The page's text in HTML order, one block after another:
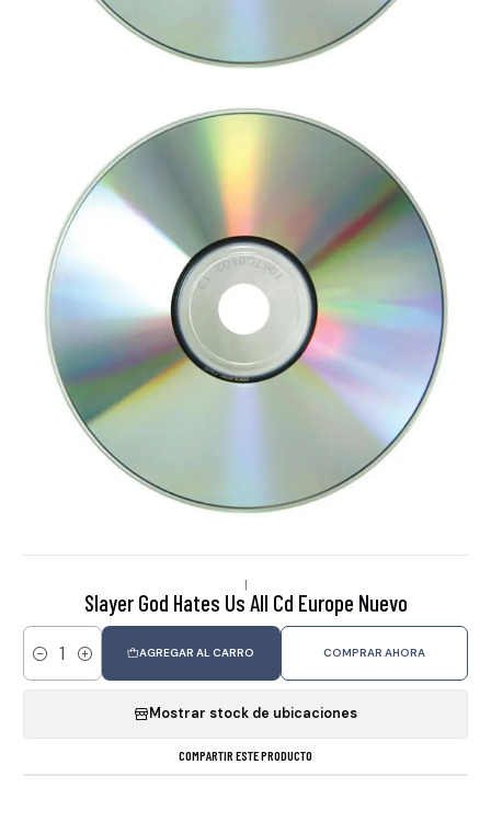
|
Slayer God Hates Us All Cd Europe Nuevo
Cantidad
AGREGAR AL CARRO COMPRAR AHORA
Mostrar stock de ubicaciones
COMPARTIR ESTE PRODUCTO